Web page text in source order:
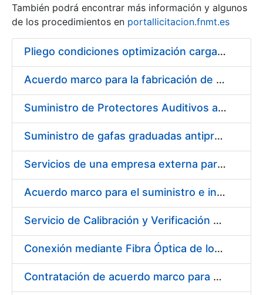
Show/Hide
También podrá encontrar más información y algunos
de los procedimientos en portallicitacion.fnmt.es
Pliego condiciones optimización cargas compras firmado
Acuerdo marco para la fabricación de piezas
Suministro de Protectores Auditivos a medida para las personas trabajadoras de los Centros de Trabajo de Madrid y Burgos
Suministro de gafas graduadas antiproyecciones para los trabajadores de la FNMT-RCM en los centros de trabajo de Madrid y Burgos
Servicios de una empresa externa para el asesoramiento y resolución de los recursos de alzada que se presentan relacionados con procesos de selección para la FNMT-RCM
Acuerdo marco para el suministro e instalación de persianas, estores y otros complementos
Servicio de Calibración y Verificación Externa de los Equipos de Medición del Servicio de Prevención de la FNMT-RCM
Conexión mediante Fibra Óptica de los Centros de Proceso de Datos (CPDs) de las sedes de la FNMT-RCM de Burgos y Madrid
Contratación de acuerdo marco para el Suministro de Material de Electricidad para la Fábrica Nacional de Moneda y Timbre-Real Casa de la Moneda en su centro de trabajo de Burgos